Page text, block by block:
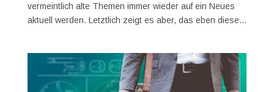
vermeintlich alte Themen immer wieder auf ein Neues
aktuell werden. Letztlich zeigt es aber, das eben diese...